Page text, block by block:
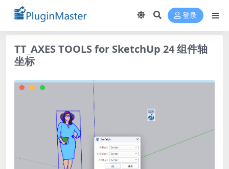
登录
TT_AXES TOOLS for SketchUp 24 组件轴
坐标